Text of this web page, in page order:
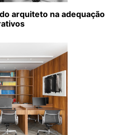
arquiteto na adequação